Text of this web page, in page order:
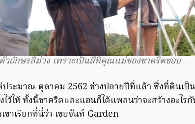
วอักษรสีม่วง เพราะเป็นสีที่คุณแม่ของชาคริตชอบ
ระมาณ ตุลาคม 2562 ช่วงปลายปีที่แล้ว ซึ่งที่ดินเป็
ให้ ทั้งนี้ชาคริตและแอนก็ได้แพลนว่าจะสร้างอะไร
าเรียกที่นี่ว่า เขยจันท์ Garden